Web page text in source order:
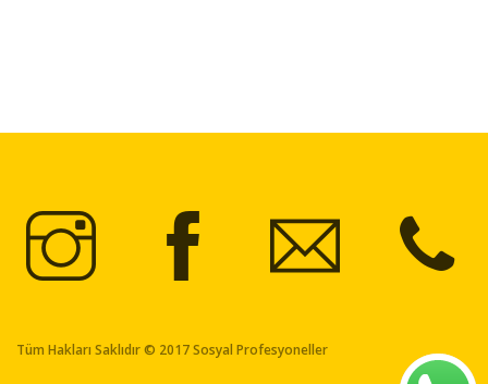
Tüm Hakları Saklıdır © 2017 Sosyal Profesyoneller